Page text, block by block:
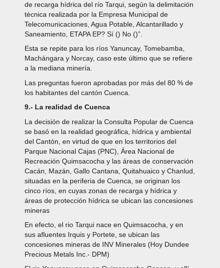
de recarga hídrica del río Tarqui, según la delimitación
técnica realizada por la Empresa Municipal de
Telecomunicaciones, Agua Potable, Alcantarillado y
Saneamiento, ETAPA EP? Sí () No ()”.
Esta se repite para los ríos Yanuncay, Tomebamba,
Machángara y Norcay, caso este último que se refiere
a la mediana minería.
Las preguntas fueron aprobadas por más del 80 % de
los habitantes del cantón Cuenca.
9.- La realidad de Cuenca
La decisión de realizar la Consulta Popular de Cuenca
se basó en la realidad geográfica, hídrica y ambiental
del Cantón, en virtud de que en los territorios del
Parque Nacional Cajas (PNC), Área Nacional de
Recreación Quimsacocha y las áreas de conservación
Cacán, Mazán, Gallo Cantana, Quitahuaico y Chanlud,
situadas en la periferia de Cuenca, se originan los
cinco ríos, en cuyas zonas de recarga y hídrica y
áreas de protección hídrica se ubican las concesiones
mineras
En efecto, el rio Tarqui nace en Quimsacocha, y en
sus afluentes Irquis y Portete, se ubican las
concesiones mineras de INV Minerales (Hoy Dundee
Precious Metals Inc.- DPM)